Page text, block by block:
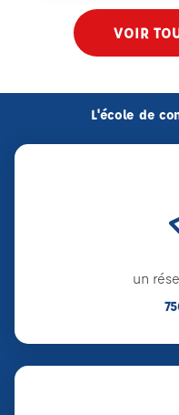
VOIR
L'école de
un